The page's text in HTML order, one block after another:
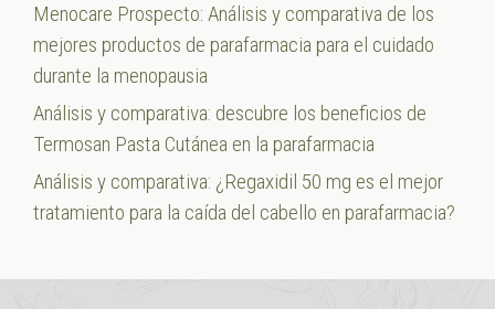
Menocare Prospecto: Análisis y comparativa de los
mejores productos de parafarmacia para el cuidado
durante la menopausia
Análisis y comparativa: descubre los beneficios de
Termosan Pasta Cutánea en la parafarmacia
Análisis y comparativa: ¿Regaxidil 50 mg es el mejor
tratamiento para la caída del cabello en parafarmacia?